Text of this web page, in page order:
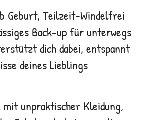
Geburt, Teilzeit-Windelfrei
Back-up für unterwegs
dich dabei, entspannt
deines Lieblings
mit unpraktischer Kleidung,